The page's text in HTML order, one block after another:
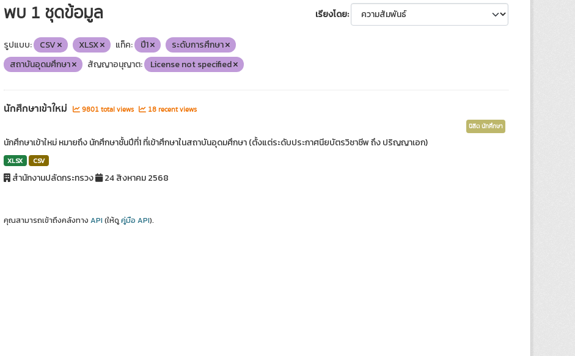
เรียงโดย
พบ 1 ชุดข้อมูล
รูปแบบ: CSV XLSX แท็ค: ปี1
ระดับการศึกษา
สถาบันอุดมศึกษา
สัญญาอนุญาต: License not specified
นักศึกษาเข้าใหม่ 9801 total views 18 recent views
นิสิต นักศึกษา
นักศึกษาเข้าใหม่ หมายถึง นักศึกษาชั้นปีที่1 ที่เข้าศึกษาในสถาบันอุดมศึกษา (ตั้งแต่ระดับประกาศนียบัตรวิชาชีพ ถึง ปริญญาเอก)
XLSX CSV
สำนักงานปลัดกระทรวง 24 สิงหาคม 2568
คุณสามารถเข้าถึงคลังทาง API (ให้ดูคู่มือ API).